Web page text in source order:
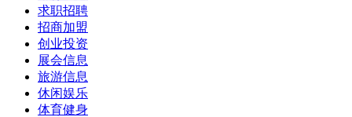
求职招聘
招商加盟
创业投资
展会信息
旅游信息
休闲娱乐
体育健身